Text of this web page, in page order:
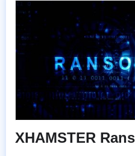
XHAMSTER